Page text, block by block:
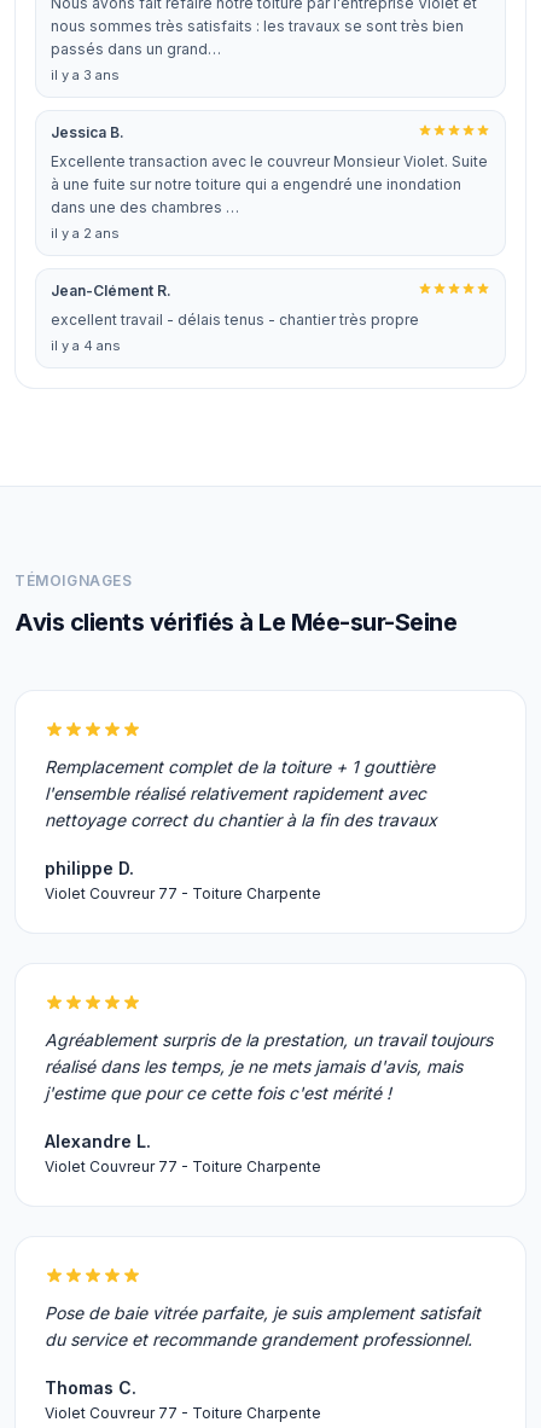
nous sommes très satisfaits : les travaux se sont très bien
passés dans un grand…
il y a 3 ans
Jessica B.
Excellente transaction avec le couvreur Monsieur Violet. Suite
à une fuite sur notre toiture qui a engendré une inondation
dans une des chambres …
il y a 2 ans
Jean-Clément R.
excellent travail - délais tenus - chantier très propre
il y a 4 ans
TÉMOIGNAGES
Avis clients vérifiés à Le Mée-sur-Seine
Remplacement complet de la toiture + 1 gouttière
l'ensemble réalisé relativement rapidement avec
nettoyage correct du chantier à la fin des travaux
philippe D.
Violet Couvreur 77 - Toiture Charpente
Agréablement surpris de la prestation, un travail toujours
réalisé dans les temps, je ne mets jamais d'avis, mais
j'estime que pour ce cette fois c'est mérité !
Alexandre L.
Violet Couvreur 77 - Toiture Charpente
Pose de baie vitrée parfaite, je suis amplement satisfait
du service et recommande grandement professionnel.
Thomas C.
Violet Couvreur 77 - Toiture Charpente